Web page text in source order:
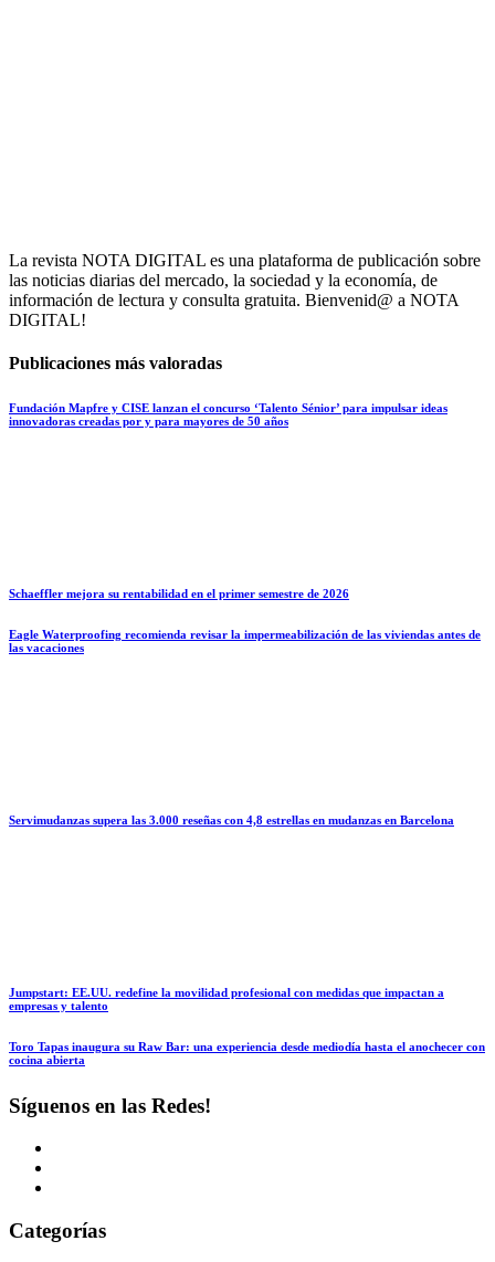
La revista NOTA DIGITAL es una plataforma de publicación sobre
las noticias diarias del mercado, la sociedad y la economía, de
información de lectura y consulta gratuita. Bienvenid@ a NOTA
DIGITAL!
Publicaciones más valoradas
Fundación Mapfre y CISE lanzan el concurso ‘Talento Sénior’ para impulsar ideas
innovadoras creadas por y para mayores de 50 años
Schaeffler mejora su rentabilidad en el primer semestre de 2026
Eagle Waterproofing recomienda revisar la impermeabilización de las viviendas antes de
las vacaciones
Servimudanzas supera las 3.000 reseñas con 4,8 estrellas en mudanzas en Barcelona
Jumpstart: EE.UU. redefine la movilidad profesional con medidas que impactan a
empresas y talento
Toro Tapas inaugura su Raw Bar: una experiencia desde mediodía hasta el anochecer con
cocina abierta
Síguenos en las Redes!
Categorías